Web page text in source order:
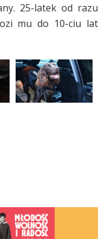
25-latek od razu
mu do 10-ciu lat